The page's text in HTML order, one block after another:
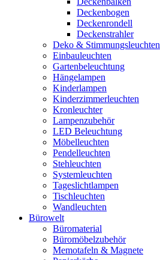
Deckenbogen
Deckenrondell
Deckenstrahler
Deko & Stimmungsleuchten
Einbauleuchten
Gartenbeleuchtung
Hängelampen
Kinderlampen
Kinderzimmerleuchten
Kronleuchter
Lampenzubehör
LED Beleuchtung
Möbelleuchten
Pendelleuchten
Stehleuchten
Systemleuchten
Tageslichtlampen
Tischleuchten
Wandleuchten
Bürowelt
Büromaterial
Büromöbelzubehör
Memotafeln & Magnete